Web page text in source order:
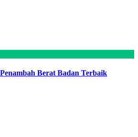
Berat Badan Terbaik